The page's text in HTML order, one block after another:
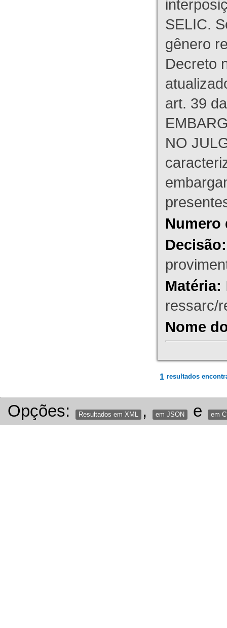
SELIC.
gênero
Decreto
art. 39
NO
Numero
Decisão:
Matéria:
ressarc/
Nome
1 resultados
Opções: Resultados em XML , em JSON e em